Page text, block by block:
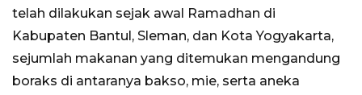
telah dilakukan sejak awal Ramadhan di
Kabupaten Bantul, Sleman, dan Kota Yogyakarta,
sejumlah makanan yang ditemukan mengandung
boraks di antaranya bakso, mie, serta aneka